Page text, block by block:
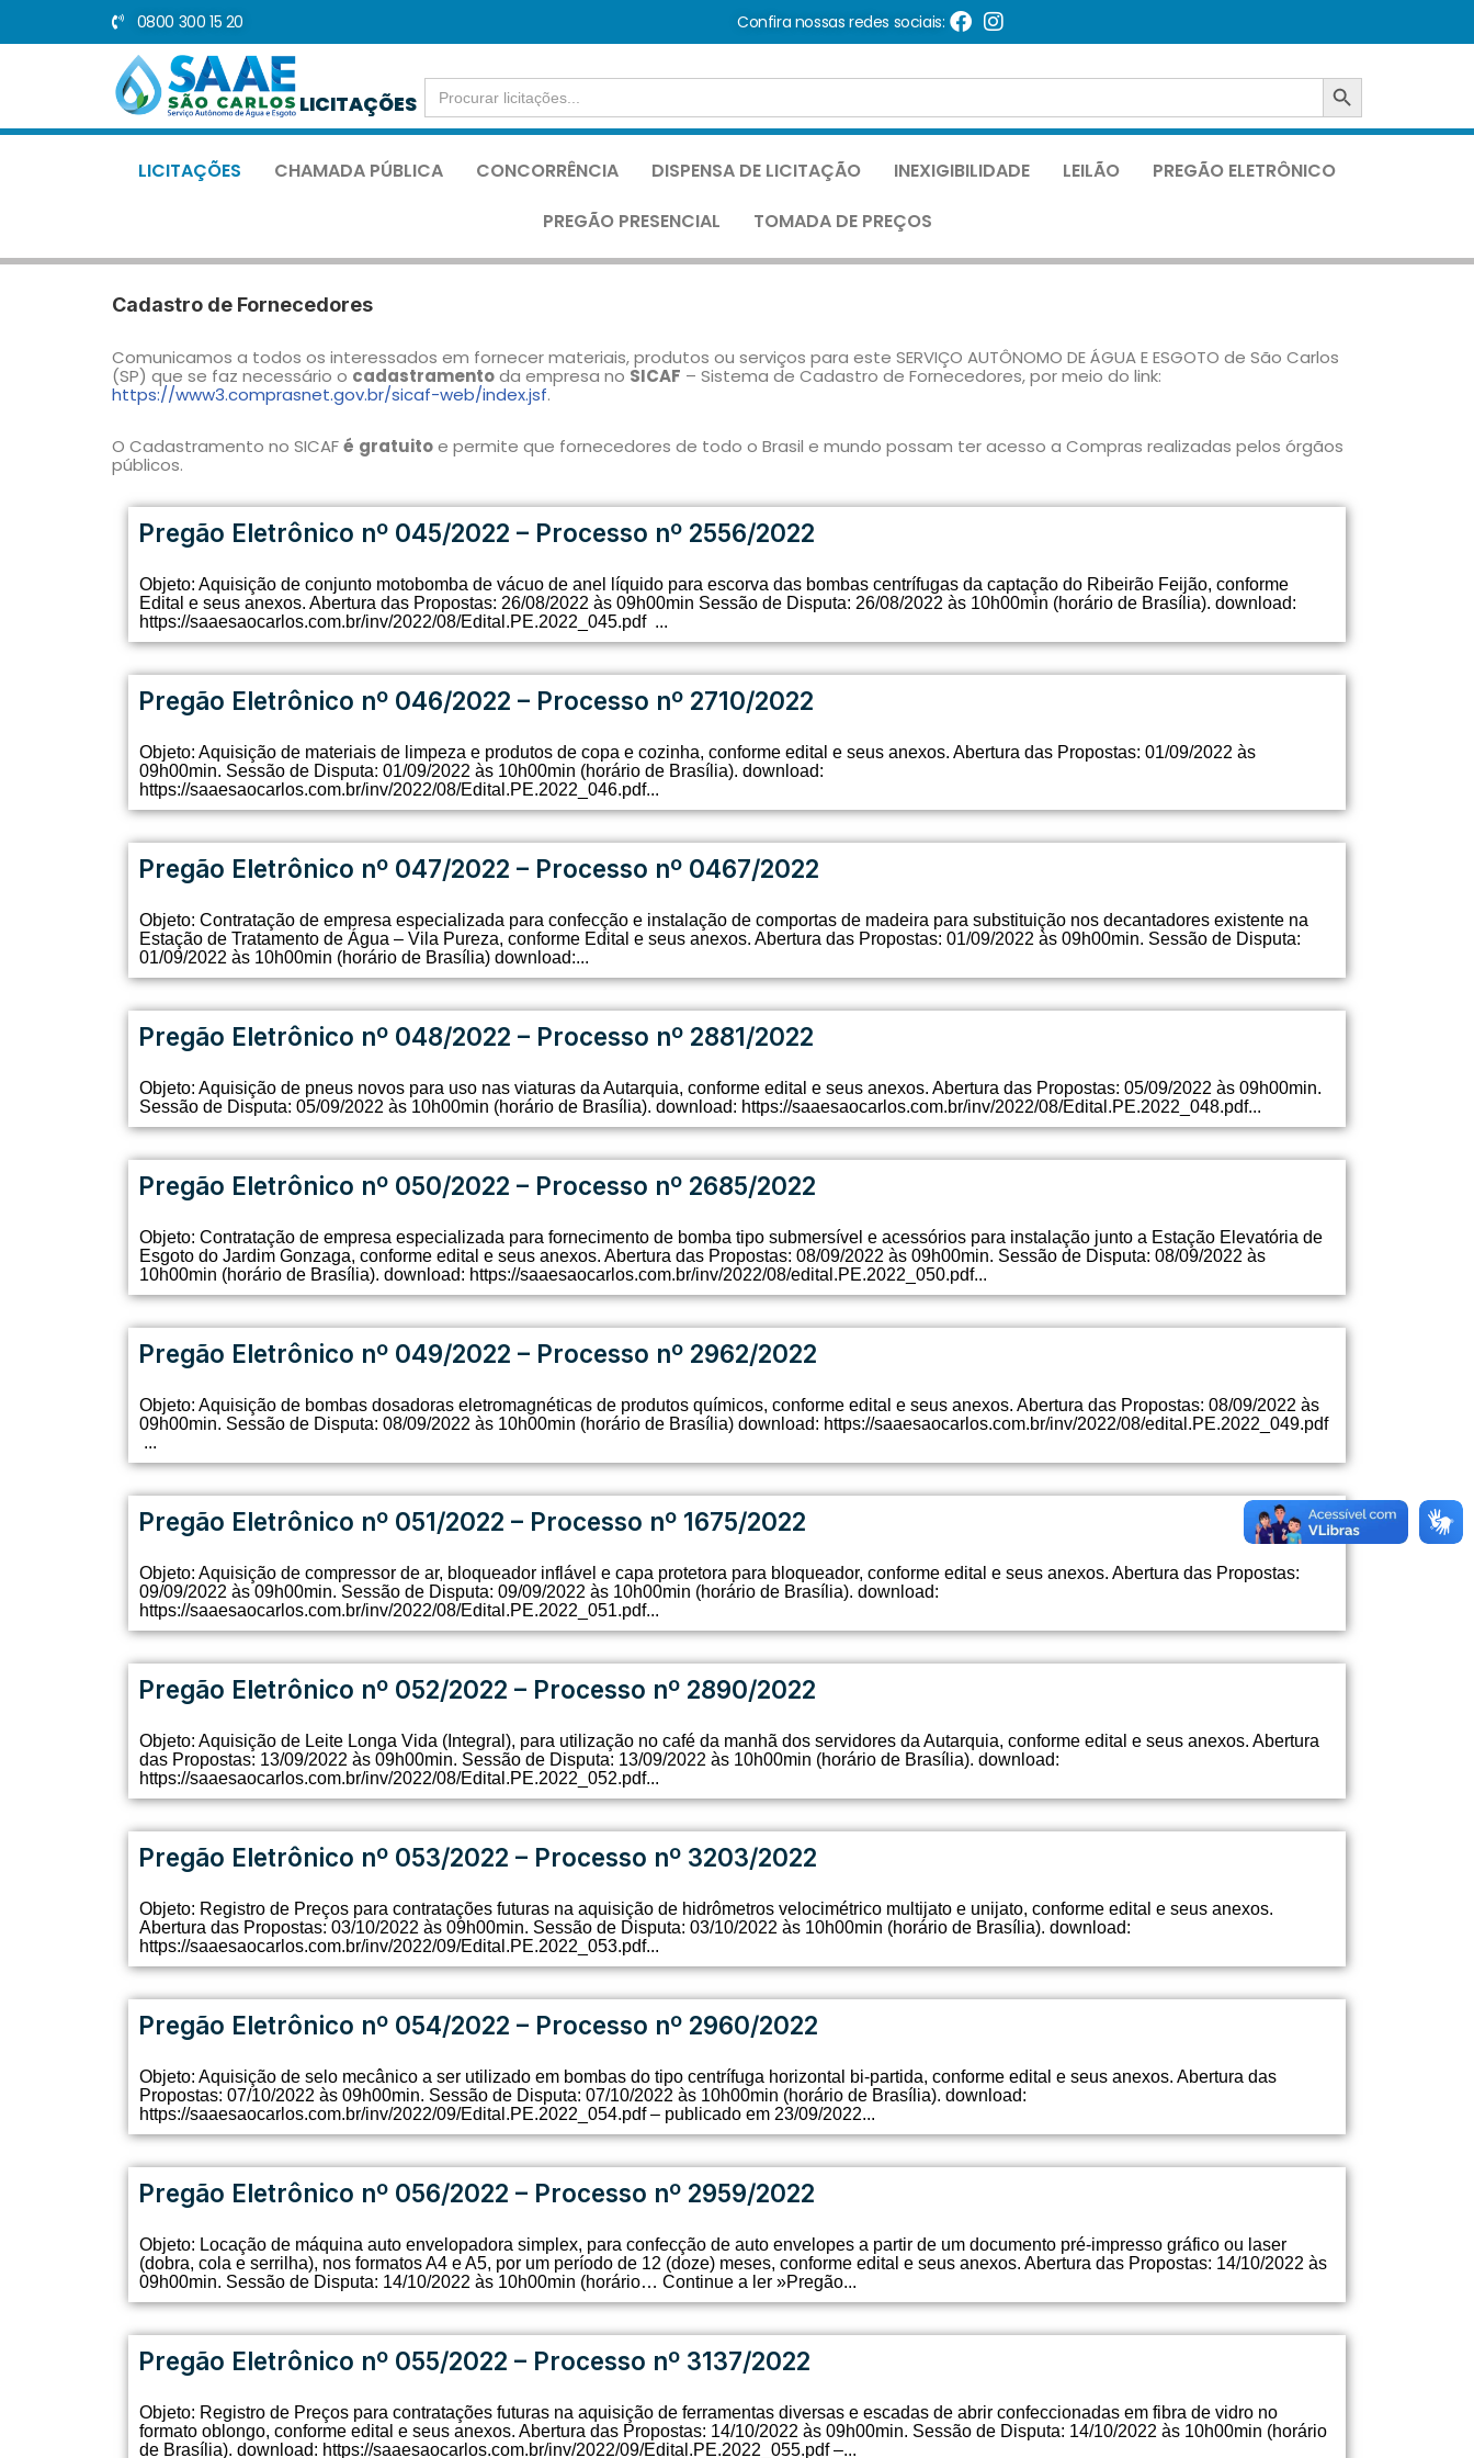
0800 300 15 20 Confira nossas redes sociais:
LICITAÇÕES
Search
for:
SEARCH BUTTON
LICITAÇÕES CHAMADA PÚBLICA CONCORRÊNCIA DISPENSA DE LICITAÇÃO INEXIGIBILIDADE LEILÃO
PREGÃO ELETRÔNICO
PREGÃO PRESENCIAL
TOMADA DE PREÇOS
Cadastro de Fornecedores
Comunicamos a todos os interessados em fornecer materiais, produtos ou serviços para este SERVIÇO AUTÔNOMO DE ÁGUA E ESGOTO de São Carlos
(SP) que se faz necessário o cadastramentoda empresa no SICAF – Sistema de Cadastro de Fornecedores, por meio do link:
https://www3.comprasnet.gov.br/sicaf-web/index.jsf.
O Cadastramento no SICAFé gratuitoe permite que fornecedores de todo o Brasil e mundo possam ter acesso a Compras realizadas pelos órgãos
públicos.
Pregão Eletrônico nº 045/2022 – Processo nº 2556/2022
Objeto: Aquisição de conjunto motobomba de vácuo de anel líquido para escorva das bombas centrífugas da captação do Ribeirão Feijão, conforme
Edital e seus anexos. Abertura das Propostas: 26/08/2022 às 09h00min Sessão de Disputa: 26/08/2022 às 10h00min (horário de Brasília). download:
https://saaesaocarlos.com.br/inv/2022/08/Edital.PE.2022_045.pdf ...
Pregão Eletrônico nº 046/2022 – Processo nº 2710/2022
Objeto: Aquisição de materiais de limpeza e produtos de copa e cozinha, conforme edital e seus anexos. Abertura das Propostas: 01/09/2022 às
09h00min. Sessão de Disputa: 01/09/2022 às 10h00min (horário de Brasília). download:
https://saaesaocarlos.com.br/inv/2022/08/Edital.PE.2022_046.pdf...
Pregão Eletrônico nº 047/2022 – Processo nº 0467/2022
Objeto: Contratação de empresa especializada para confecção e instalação de comportas de madeira para substituição nos decantadores existente na
Estação de Tratamento de Água – Vila Pureza, conforme Edital e seus anexos. Abertura das Propostas: 01/09/2022 às 09h00min. Sessão de Disputa:
01/09/2022 às 10h00min (horário de Brasília) download:...
Pregão Eletrônico nº 048/2022 – Processo nº 2881/2022
Objeto: Aquisição de pneus novos para uso nas viaturas da Autarquia, conforme edital e seus anexos. Abertura das Propostas: 05/09/2022 às 09h00min.
Sessão de Disputa: 05/09/2022 às 10h00min (horário de Brasília). download: https://saaesaocarlos.com.br/inv/2022/08/Edital.PE.2022_048.pdf...
Pregão Eletrônico nº 050/2022 – Processo nº 2685/2022
Objeto: Contratação de empresa especializada para fornecimento de bomba tipo submersível e acessórios para instalação junto a Estação Elevatória de
Esgoto do Jardim Gonzaga, conforme edital e seus anexos. Abertura das Propostas: 08/09/2022 às 09h00min. Sessão de Disputa: 08/09/2022 às
10h00min (horário de Brasília). download: https://saaesaocarlos.com.br/inv/2022/08/edital.PE.2022_050.pdf...
Pregão Eletrônico nº 049/2022 – Processo nº 2962/2022
Objeto: Aquisição de bombas dosadoras eletromagnéticas de produtos químicos, conforme edital e seus anexos. Abertura das Propostas: 08/09/2022 às
09h00min. Sessão de Disputa: 08/09/2022 às 10h00min (horário de Brasília) download: https://saaesaocarlos.com.br/inv/2022/08/edital.PE.2022_049.pdf
...
Pregão Eletrônico nº 051/2022 – Processo nº 1675/2022
Objeto: Aquisição de compressor de ar, bloqueador inflável e capa protetora para bloqueador, conforme edital e seus anexos. Abertura das Propostas:
09/09/2022 às 09h00min. Sessão de Disputa: 09/09/2022 às 10h00min (horário de Brasília). download:
https://saaesaocarlos.com.br/inv/2022/08/Edital.PE.2022_051.pdf...
Pregão Eletrônico nº 052/2022 – Processo nº 2890/2022
Objeto: Aquisição de Leite Longa Vida (Integral), para utilização no café da manhã dos servidores da Autarquia, conforme edital e seus anexos. Abertura
das Propostas: 13/09/2022 às 09h00min. Sessão de Disputa: 13/09/2022 às 10h00min (horário de Brasília). download:
https://saaesaocarlos.com.br/inv/2022/08/Edital.PE.2022_052.pdf...
Pregão Eletrônico nº 053/2022 – Processo nº 3203/2022
Objeto: Registro de Preços para contratações futuras na aquisição de hidrômetros velocimétrico multijato e unijato, conforme edital e seus anexos.
Abertura das Propostas: 03/10/2022 às 09h00min. Sessão de Disputa: 03/10/2022 às 10h00min (horário de Brasília). download:
https://saaesaocarlos.com.br/inv/2022/09/Edital.PE.2022_053.pdf...
Pregão Eletrônico nº 054/2022 – Processo nº 2960/2022
Objeto: Aquisição de selo mecânico a ser utilizado em bombas do tipo centrífuga horizontal bi-partida, conforme edital e seus anexos. Abertura das
Propostas: 07/10/2022 às 09h00min. Sessão de Disputa: 07/10/2022 às 10h00min (horário de Brasília). download:
https://saaesaocarlos.com.br/inv/2022/09/Edital.PE.2022_054.pdf – publicado em 23/09/2022...
Pregão Eletrônico nº 056/2022 – Processo nº 2959/2022
Objeto: Locação de máquina auto envelopadora simplex, para confecção de auto envelopes a partir de um documento pré-impresso gráfico ou laser
(dobra, cola e serrilha), nos formatos A4 e A5, por um período de 12 (doze) meses, conforme edital e seus anexos. Abertura das Propostas: 14/10/2022 às
09h00min. Sessão de Disputa: 14/10/2022 às 10h00min (horário… Continue a ler »Pregão...
Pregão Eletrônico nº 055/2022 – Processo nº 3137/2022
Objeto: Registro de Preços para contratações futuras na aquisição de ferramentas diversas e escadas de abrir confeccionadas em fibra de vidro no
formato oblongo, conforme edital e seus anexos. Abertura das Propostas: 14/10/2022 às 09h00min. Sessão de Disputa: 14/10/2022 às 10h00min (horário
de Brasília). download: https://saaesaocarlos.com.br/inv/2022/09/Edital.PE.2022_055.pdf –...